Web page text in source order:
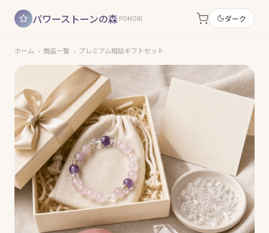
パワーストーンの森 POMORI ダーク
ホーム › 商品一覧 › プレミアム相談ギフトセット